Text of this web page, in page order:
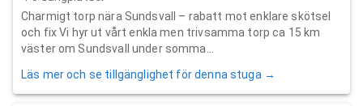
Charmigt torp nära Sundsvall – rabatt mot enklare skötsel
och fix Vi hyr ut vårt enkla men trivsamma torp ca 15 km
väster om Sundsvall under somma...
Läs mer och se tillgänglighet för denna stuga →